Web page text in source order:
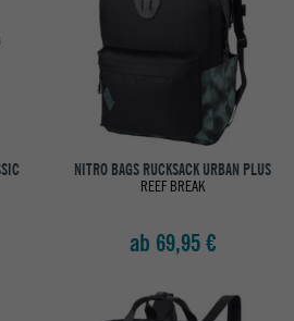
NITRO BAGS RUCKSACK URBAN PLUS
REEF BREAK
ab 69,95 €